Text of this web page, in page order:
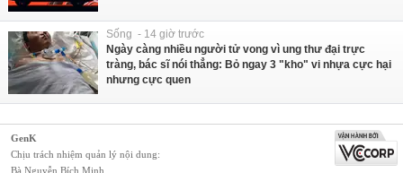
Sống - 14 giờ trước
Ngày càng nhiều người tử vong vì ung thư đại trực
tràng, bác sĩ nói thẳng: Bỏ ngay 3 "kho" vi nhựa cực hại
nhưng cực quen
GenK
Chịu trách nhiệm quản lý nội dung:
Bà Nguyễn Bích Minh